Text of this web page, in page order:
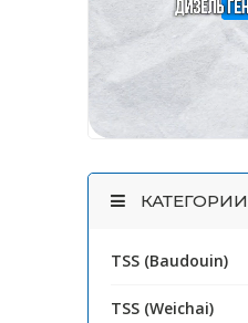
КАТЕГОРИИ
TSS (Baudouin)
TSS (Weichai)